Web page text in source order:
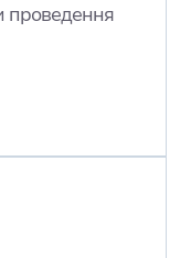
проведення